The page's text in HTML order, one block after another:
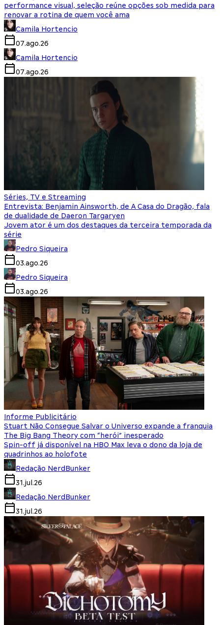
performance visual, seleção reúne opções sob medida para
renovar a rotina de quem você ama
Camila Hortencio
07.ago.26
Camila Hortencio
07.ago.26
Séries, TV e Streaming
Entrevista: Benjamin Ainsworth, de A Casa do Dragão, fala
de dualidade de Daeron Targaryen
Jovem ator é um dos destaques da terceira temporada da
série
Pedro Siqueira
03.ago.26
Pedro Siqueira
03.ago.26
Informe Publicitário
Stuart Não Consegue Salvar o Universo expande a franquia
The Big Bang Theory com “herói” inesperado
Spin-off já disponível na HBO Max leva o dono da loja de
quadrinhos ao holofote
Redação NerdBunker
31.jul.26
Redação NerdBunker
31.jul.26